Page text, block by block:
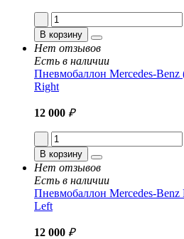
В корзину
Нет отзывов
Есть в наличии
Пневмобаллон Mercedes-
Right
12 000 ₽
В корзину
Нет отзывов
Есть в наличии
Пневмобаллон Mercedes-
Left
12 000 ₽